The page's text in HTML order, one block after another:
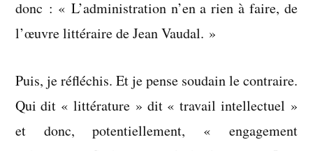
donc : « L’administration n’en a rien à faire, de
l’œuvre littéraire de Jean Vaudal. »
Puis, je réfléchis. Et je pense soudain le contraire.
Qui dit « littérature » dit « travail intellectuel »
et donc, potentiellement, « engagement